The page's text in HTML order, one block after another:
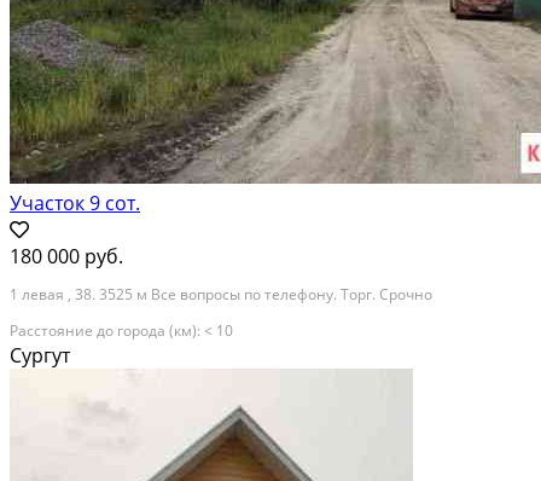
Участок 9 сот.
180 000 руб.
1 левая , 38. 3525 м Все вопросы по телефону. Торг. Срочно
Расстояние до города (км): < 10
Сургут